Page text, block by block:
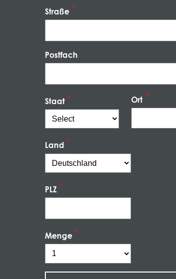
Straße
Postfach
Staat Ort
Land
PLZ
Menge